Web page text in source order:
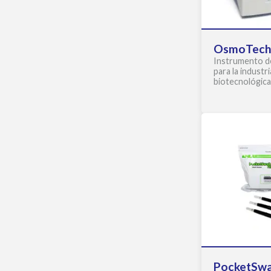
OsmoTech
Instrumento
para la
biotecnológica